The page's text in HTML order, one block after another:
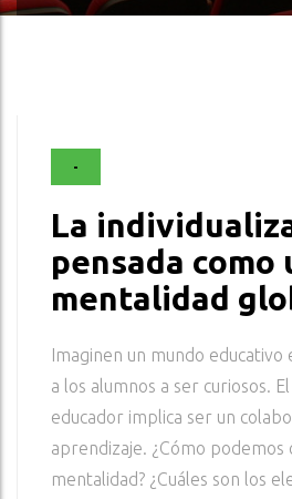
-
La
pensada como
mentalidad
Imaginen un mundo educativo
a los alumnos a ser curiosos.
educador implica ser un
aprendizaje. ¿Cómo podemos
mentalidad? ¿Cuáles son los